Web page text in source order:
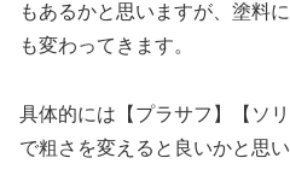
もあるかと思いますが、塗料
も変わってきます。
具体的には【プラサフ】【ソ
で粗さを変えると良いかと思い